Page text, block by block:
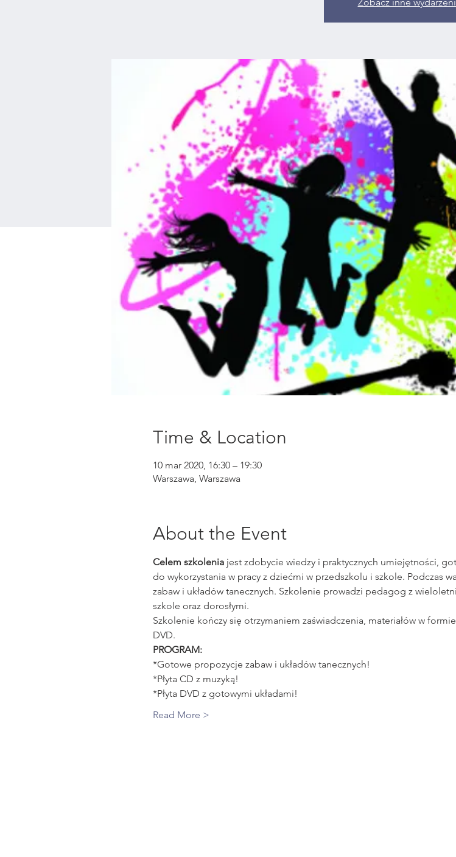
Time & Location
10 mar 2020, 16:30 – 19:30
Warszawa, Warszawa
About the Event
Celem szkolenia jest zdobycie wiedzy i praktycznych umiejętności,
do wykorzystania w pracy z dziećmi w przedszkolu i szkole. Podczas
zabaw i układów tanecznych. Szkolenie prowadzi pedagog z
szkole oraz dorosłymi.
Szkolenie kończy się otrzymaniem zaświadczenia, materiałów w
DVD.
PROGRAM:
*Gotowe propozycje zabaw i układów tanecznych!
*Płyta CD z muzyką!
*Płyta DVD z gotowymi układami!
Read More >